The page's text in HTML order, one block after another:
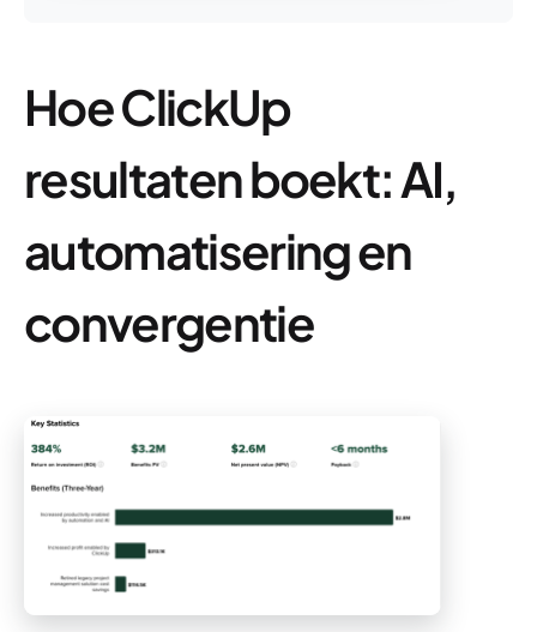
Hoe ClickUp
resultaten boekt: AI,
automatisering en
convergentie